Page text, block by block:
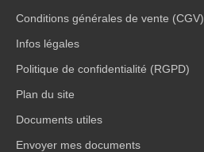
Conditions générales de vente (CGV)
Infos légales
Politique de confidentialité (RGPD)
Plan du site
Documents utiles
Envoyer mes documents